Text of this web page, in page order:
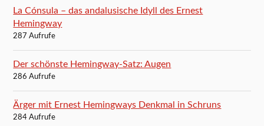
La Cónsula – das andalusische Idyll des Ernest
Hemingway
287 Aufrufe
Der schönste Hemingway-Satz: Augen
286 Aufrufe
Ärger mit Ernest Hemingways Denkmal in Schruns
284 Aufrufe